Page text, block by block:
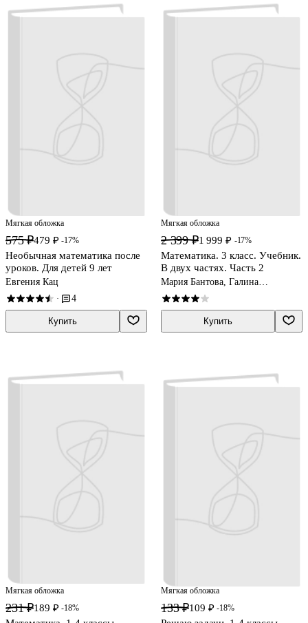
Мягкая обложка
575 ₽479 ₽ -17%
Необычная математика после
уроков. Для детей 9 лет
Евгения Кац
· 4
Купить
Мягкая обложка
2 399 ₽1 999 ₽ -17%
Математика. 3 класс. Учебник.
В двух частях. Часть 2
Мария Бантова, Галина
Бельтюкова, Мария Моро
Купить
Мягкая обложка
231 ₽189 ₽ -18%
Мягкая обложка
133 ₽109 ₽ -18%